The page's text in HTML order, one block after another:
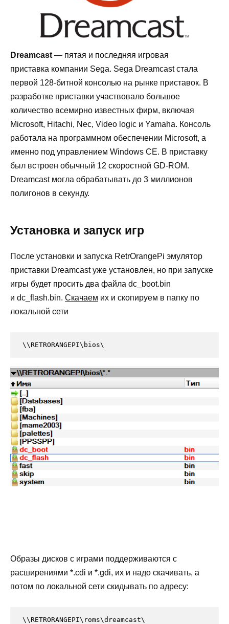
Dreamcast — пятая и последняя игровая
приставка компании Sega. Sega Dreamcast стала
первой 128-битной консолью на рынке приставок. В
разработке приставки участвовало большое
количество всемирно известных фирм, включая
Microsoft, Hitachi, Nec, Video logic и Yamaha. Консоль
работала на программном обеспечении Microsoft, а
именно под управлением Windows CE. В приставку
был встроен обычный 12 скоростной GD-ROM.
Dreamcast могла обрабатывать до 3 миллионов
полигонов в секунду.
Установка и запуск игр
После установки и запуска RetrOrangePi эмулятор
приставки Dreamcast уже установлен, но при запуске
игры будет просить два файла dc_boot.bin
и dc_flash.bin. Скачаем их и скопируем в папку по
локальной сети
\\RETRORANGEPI\bios\
Образы дисков с играми поддерживаются с
расширениями *.cdi и *.gdi, их и надо скачивать, а
потом по локальной сети скидывать по адресу:
\\RETRORANGEPI\roms\dreamcast\